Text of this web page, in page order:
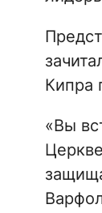
Кипра
«Вы